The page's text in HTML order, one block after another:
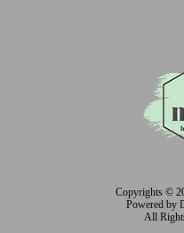
Copyrights ©
Powered by
All